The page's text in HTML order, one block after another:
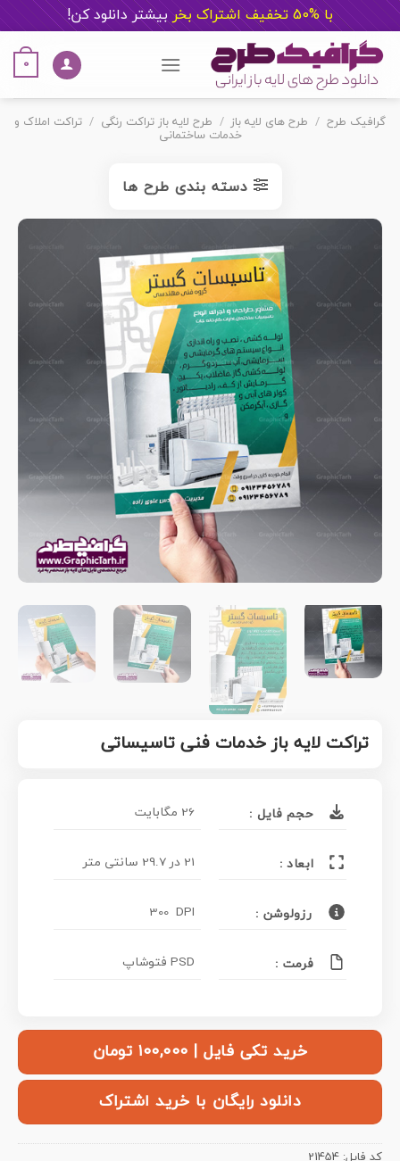
با %50 تخفیف اشتراک بخر بیشتر دانلود کن!
content
0
گرافیک طرح / طرح های لایه باز / طرح لایه باز تراکت رنگی / تراکت املاک و
خدمات ساختمانی
دسته بندی طرح ها
تراکت لایه باز خدمات فنی تاسیساتی
حجم فایل : 26 مگابایت
ابعاد : 21 در 29.7 سانتی متر
رزولوشن : 300 DPI
فرمت : PSD فتوشاپ
خرید تکی فایل | ۱۰۰,۰۰۰ تومان
دانلود رایگان با خرید اشتراک
کد فایل: 21454